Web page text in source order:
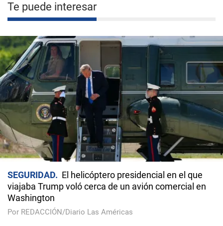
Te puede interesar
SEGURIDAD
El helicóptero presidencial en el que
viajaba Trump voló cerca de un avión comercial en
Washington
Por REDACCIÓN/Diario Las Américas